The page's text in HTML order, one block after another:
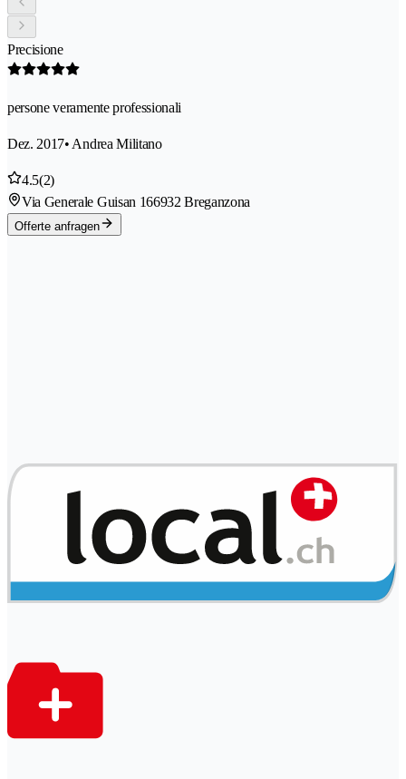
Precisione
persone veramente professionali
Dez. 2017• Andrea Militano
4.5(2)
Via Generale Guisan 166932 Breganzona
Offerte anfragen